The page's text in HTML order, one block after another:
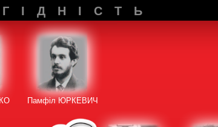
Памфіл ЮРКЕВИЧ